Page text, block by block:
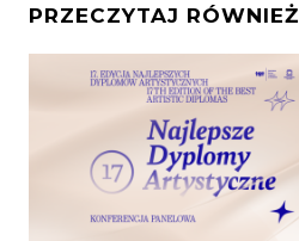
PRZECZYTAJ RÓWNIEŻ